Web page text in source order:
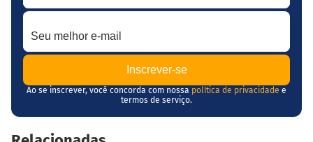
Seu melhor e-mail
Ao se inscrever, você concorda com nossa política de privacidade e
termos de serviço.